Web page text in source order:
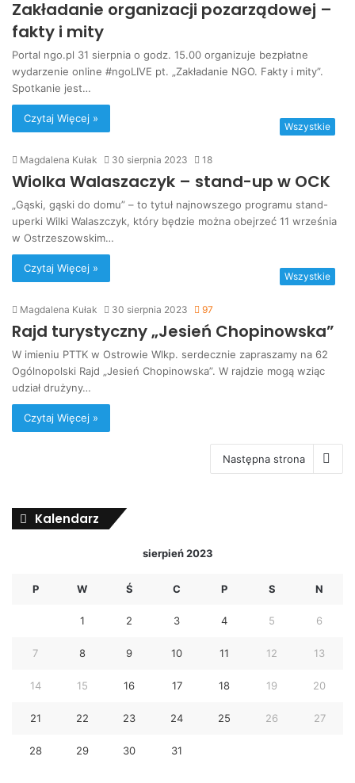
Zakładanie organizacji pozarządowej –
fakty i mity
Portal ngo.pl 31 sierpnia o godz. 15.00 organizuje bezpłatne
wydarzenie online #ngoLIVE pt. „Zakładanie NGO. Fakty i mity”.
Spotkanie jest…
Czytaj Więcej »
Wszystkie
Magdalena Kułak 30 sierpnia 2023 18
Wiolka Walaszaczyk – stand-up w OCK
„Gąski, gąski do domu” – to tytuł najnowszego programu stand-
uperki Wilki Walaszczyk, który będzie można obejrzeć 11 września
w Ostrzeszowskim…
Czytaj Więcej »
Wszystkie
Magdalena Kułak 30 sierpnia 2023 97
Rajd turystyczny „Jesień Chopinowska”
W imieniu PTTK w Ostrowie Wlkp. serdecznie zapraszamy na 62
Ogólnopolski Rajd „Jesień Chopinowska”. W rajdzie mogą wziąc
udział drużyny…
Czytaj Więcej »
Następna strona
Kalendarz
sierpień 2023
P W Ś C P S N
1 2 3 4 5 6
7 8 9 10 11 12 13
14 15 16 17 18 19 20
21 22 23 24 25 26 27
28 29 30 31